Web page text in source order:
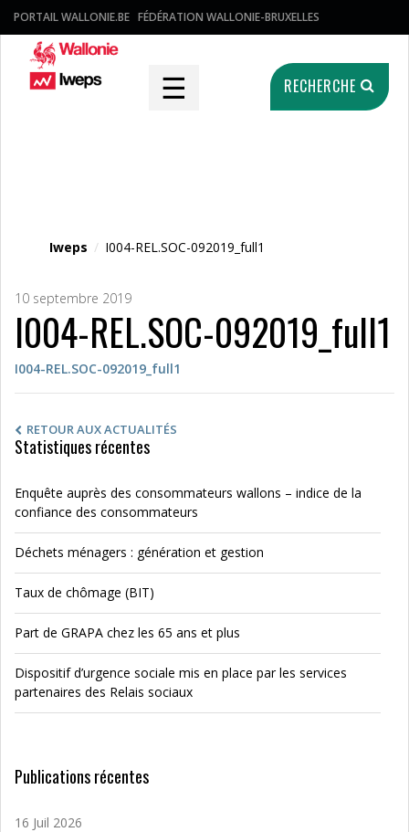
PORTAIL WALLONIE.BE FÉDÉRATION WALLONIE-BRUXELLES
☰ RECHERCHE
Iweps / I004-REL.SOC-092019_full1
10 septembre 2019
I004-REL.SOC-092019_full1
I004-REL.SOC-092019_full1
RETOUR AUX ACTUALITÉS
Statistiques récentes
Enquête auprès des consommateurs wallons – indice de la
confiance des consommateurs
Déchets ménagers : génération et gestion
Taux de chômage (BIT)
Part de GRAPA chez les 65 ans et plus
Dispositif d’urgence sociale mis en place par les services
partenaires des Relais sociaux
Publications récentes
16 Juil 2026